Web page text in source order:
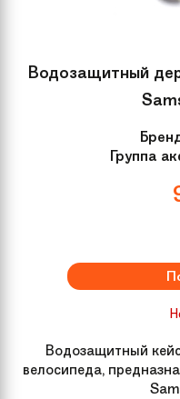
Водозащитный
Группа
Водозащитный
велосипеда,